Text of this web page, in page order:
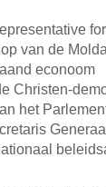
van de
econoom
Christen-
het